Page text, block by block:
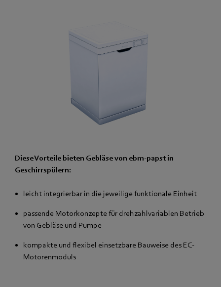
Diese Vorteile bieten Gebläse von ebm-papst in
Geschirrspülern:
leicht integrierbar in die jeweilige funktionale Einheit
passende Motorkonzepte für drehzahlvariablen Betrieb
von Gebläse und Pumpe
kompakte und flexibel einsetzbare Bauweise des EC-
Motorenmoduls